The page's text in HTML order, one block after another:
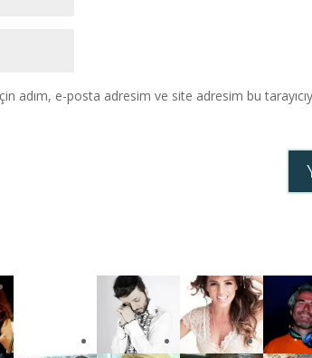
adım, e-posta adresim ve site adresim bu